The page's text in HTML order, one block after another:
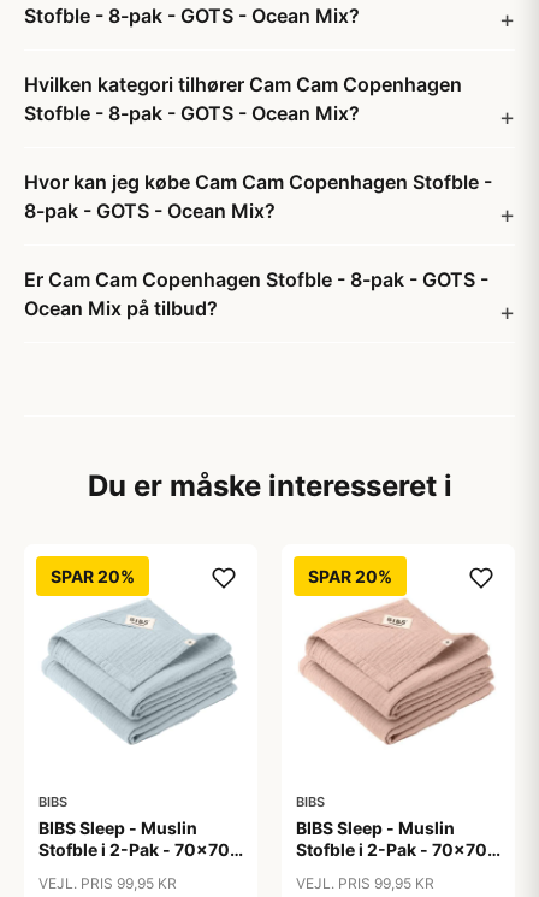
Stofble - 8-pak - GOTS - Ocean Mix?
Hvilken kategori tilhører Cam Cam Copenhagen
Stofble - 8-pak - GOTS - Ocean Mix?
Hvor kan jeg købe Cam Cam Copenhagen Stofble -
8-pak - GOTS - Ocean Mix?
Er Cam Cam Copenhagen Stofble - 8-pak - GOTS -
Ocean Mix på tilbud?
Du er måske interesseret i
SPAR 20%
BIBS
BIBS Sleep - Muslin
Stofble i 2-Pak - 70x70
VEJL. PRIS 99,95 KR
SPAR 20%
BIBS
BIBS Sleep - Muslin
Stofble i 2-Pak - 70x70
VEJL. PRIS 99,95 KR